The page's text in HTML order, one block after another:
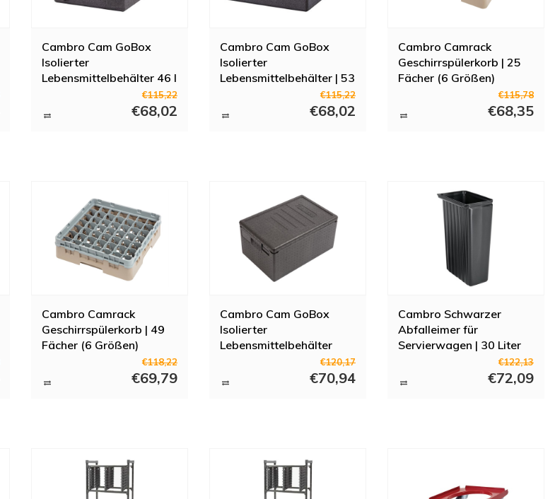
Cambro Cam GoBox
Isolierter
Lebensmittelbehälter 46 l
€115,22
€68,02
Cambro Cam GoBox
Isolierter
Lebensmittelbehälter | 53
€115,22
€68,02
Cambro Camrack
Geschirrspülerkorb | 25
Fächer (6 Größen)
€115,78
€68,35
Cambro Camrack
Geschirrspülerkorb | 49
Fächer (6 Größen)
€118,22
€69,79
Cambro Cam GoBox
Isolierter
Lebensmittelbehälter
43ltr inkl. GN-Behälter€120,17
€70,94
Cambro Schwarzer
Abfalleimer für
Servierwagen | 30 Liter
€122,13
€72,09